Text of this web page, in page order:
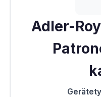
Adler-